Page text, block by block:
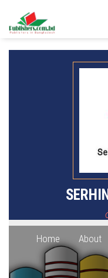
Home About